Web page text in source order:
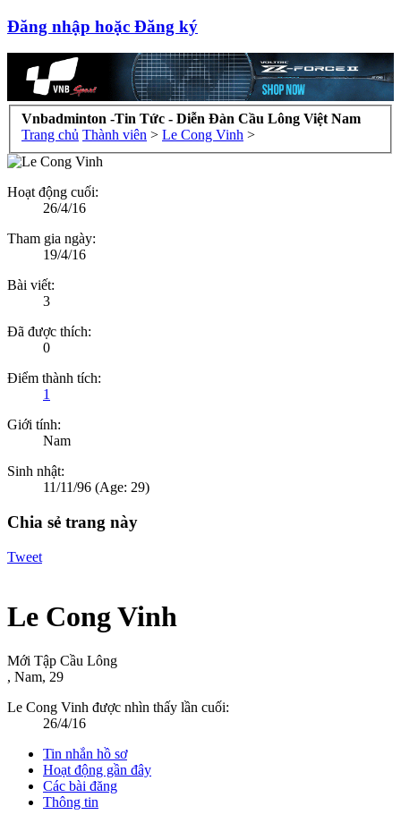
Đăng nhập hoặc Đăng ký
Vnbadminton -Tin Tức - Diễn Đàn Cầu Lông Việt Nam
Trang chủ Thành viên > Le Cong Vinh >
Hoạt động cuối:
26/4/16
Tham gia ngày:
19/4/16
Bài viết:
3
Đã được thích:
0
Điểm thành tích:
1
Giới tính:
Nam
Sinh nhật:
11/11/96 (Age: 29)
Chia sẻ trang này
Tweet
Le Cong Vinh
Mới Tập Cầu Lông
, Nam, 29
Le Cong Vinh được nhìn thấy lần cuối:
26/4/16
Tin nhắn hồ sơ
Hoạt động gần đây
Các bài đăng
Thông tin